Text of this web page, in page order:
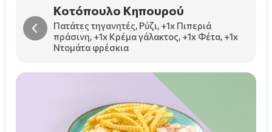
Κοτόπουλο Κηπουρού
Πατάτες τηγανητές, Ρύζι, +1x Πιπεριά
πράσινη, +1x Κρέμα γάλακτος, +1x Φέτα, +1x
Ντομάτα φρέσκια